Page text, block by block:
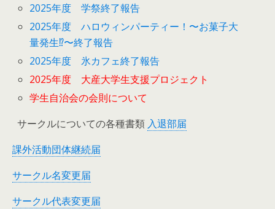
2025年度 学祭終了報告
2025年度 ハロウィンパーティー！〜お菓子大
量発生⁉︎〜終了報告
2025年度 氷カフェ終了報告
2025年度 大産大学生支援プロジェクト
学生自治会の会則について
サークルについての各種書類 入退部届
課外活動団体継続届
サークル名変更届
サークル代表変更届